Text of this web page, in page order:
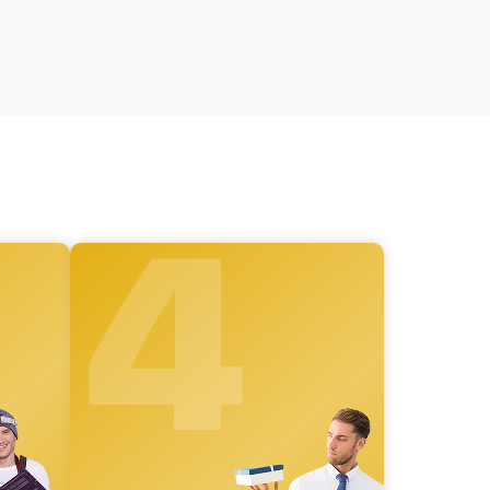
от 60 мин
от 60 мин
4